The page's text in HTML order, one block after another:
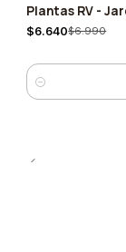
-5%
Plantas RV -
$6.640$6.990
Cantidad